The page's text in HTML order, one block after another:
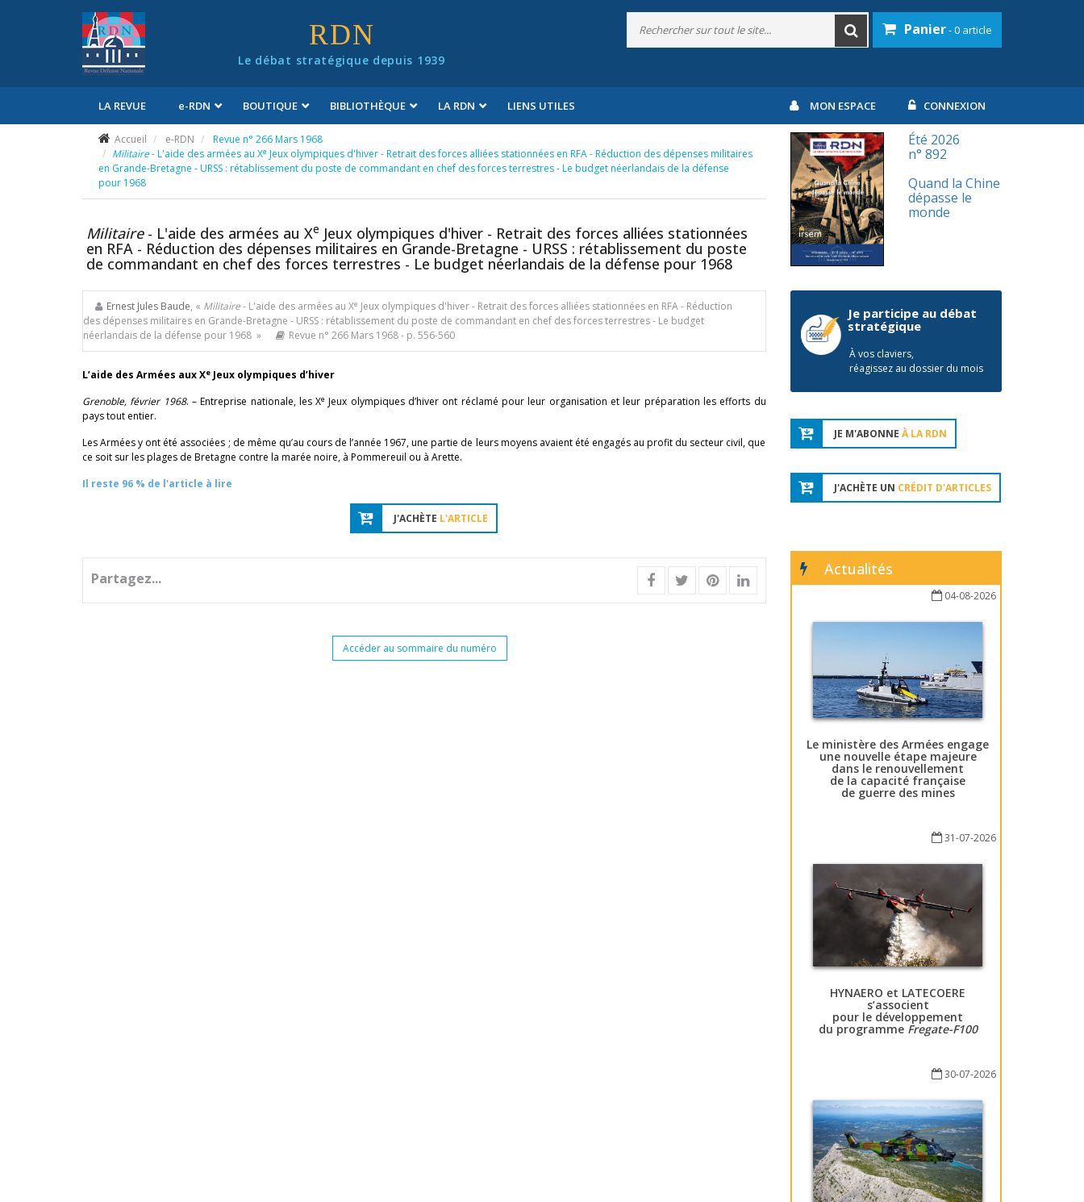
RDN
Le débat stratégique depuis 1939
Panier- 0 article
LA REVUE e-RDN BOUTIQUE BIBLIOTHÈQUE LA RDN LIENS UTILES MON ESPACE CONNEXION
Accueil e-RDN
Revue n° 266 Mars 1968
Militaire- L'aide des armées au Xe Jeux olympiques d'hiver - Retrait des forces alliées stationnées en RFA - Réduction des dépenses militaires
en Grande-Bretagne - URSS : rétablissement du poste de commandant en chef des forces terrestres - Le budget néerlandais de la défense
pour 1968
Militaire - L'aide des armées au Xe Jeux olympiques d'hiver - Retrait des forces alliées stationnées
en RFA - Réduction des dépenses militaires en Grande-Bretagne - URSS : rétablissement du poste
de commandant en chef des forces terrestres - Le budget néerlandais de la défense pour 1968
Ernest Jules Baude, « Militaire- L'aide des armées au Xe Jeux olympiques d'hiver - Retrait des forces alliées stationnées en RFA - Réduction
des dépenses militaires en Grande-Bretagne - URSS : rétablissement du poste de commandant en chef des forces terrestres - Le budget
néerlandais de la défense pour 1968 »
Revue n° 266 Mars 1968- p. 556-560
L’aide des Armées aux Xe Jeux olympiques d’hiver
Grenoble, février 1968. – Entreprise nationale, les Xe Jeux olympiques d’hiver ont réclamé pour leur organisation et leur préparation les efforts du
pays tout entier.
Les Armées y ont été associées ; de même qu’au cours de l’année 1967, une partie de leurs moyens avaient été engagés au profit du secteur civil, que
ce soit sur les plages de Bretagne contre la marée noire, à Pommereuil ou à Arette.
Il reste 96 % de l'article à lire
J'ACHÈTE L'ARTICLE
Partagez...
Accéder au sommaire du numéro
Été 2026
n° 892
Quand la Chine
dépasse le
monde
Je participe au débat
stratégique
À vos claviers,
réagissez au dossier du mois
JE M'ABONNE À LA RDN
J'ACHÈTE UN CRÉDIT D'ARTICLES
Actualités
04-08-2026
Le ministère des Armées engage
une nouvelle étape majeure
dans le renouvellement
de la capacité française
de guerre des mines
31-07-2026
HYNAERO et LATECOERE
s’associent
pour le développement
du programme Fregate-F100
30-07-2026